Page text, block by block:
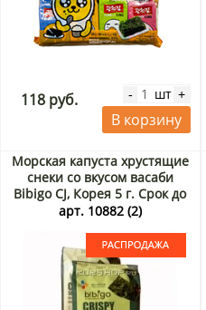
118 руб. - шт +
В корзину
Морская капуста хрустящие
снеки со вкусом васаби
Bibigo CJ, Корея 5 г. Срок до
27.08.2026. Распродажа
арт. 10882 (2)